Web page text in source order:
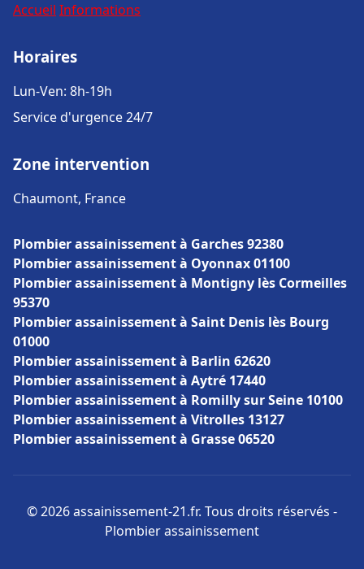
Accueil Informations
Horaires
Lun-Ven: 8h-19h
Service d'urgence 24/7
Zone intervention
Chaumont, France
Plombier assainissement à Garches 92380
Plombier assainissement à Oyonnax 01100
Plombier assainissement à Montigny lès Cormeilles
95370
Plombier assainissement à Saint Denis lès Bourg
01000
Plombier assainissement à Barlin 62620
Plombier assainissement à Aytré 17440
Plombier assainissement à Romilly sur Seine 10100
Plombier assainissement à Vitrolles 13127
Plombier assainissement à Grasse 06520
© 2026 assainissement-21.fr. Tous droits réservés -
Plombier assainissement